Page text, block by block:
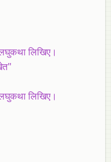
लिखिए।
लिखिए।